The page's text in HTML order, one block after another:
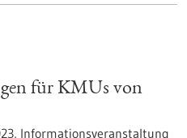
für KMUs von
Informationsveranstaltung